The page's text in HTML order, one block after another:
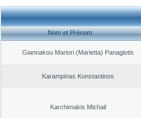
Nom et Prénom
Giannakou Mariori (Marietta) Panagiotis
Karampinas Konstantinos
Karchimakis Michail